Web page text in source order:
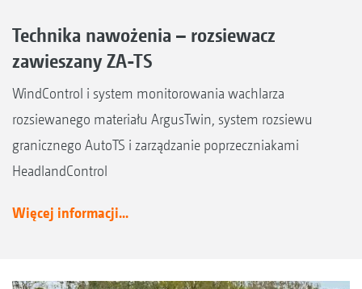
Technika nawożenia – rozsiewacz
zawieszany ZA-TS
WindControl i system monitorowania wachlarza
rozsiewanego materiału ArgusTwin, system rozsiewu
granicznego AutoTS i zarządzanie poprzeczniakami
HeadlandControl
Więcej informacji...